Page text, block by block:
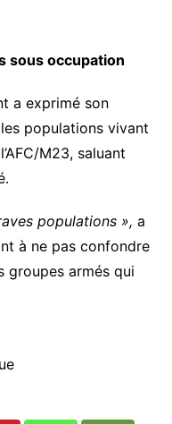
sous occupation
a exprimé son
populations vivant
M23, saluant
populations », a
à ne pas confondre
groupes armés qui